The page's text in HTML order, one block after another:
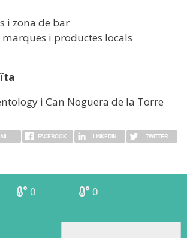
i zona de bar
i productes locals
i Can Noguera de la Torre
FACEBOOK LINKEDIN TWITTER
0 0